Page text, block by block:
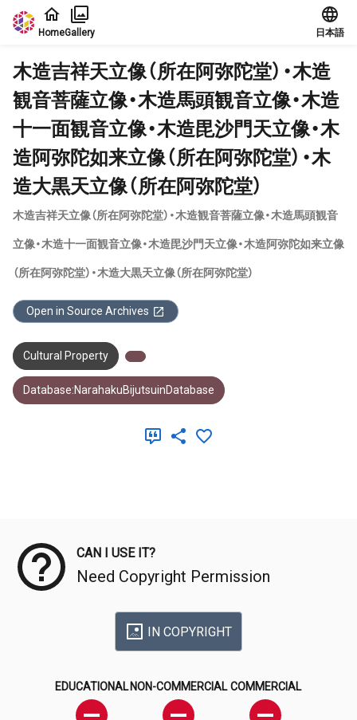
Jump to main content
HomeGallery 日本語
木造吉祥天立像（所在阿弥陀堂）・木造
観音菩薩立像・木造馬頭観音立像・木造
十一面観音立像・木造毘沙門天立像・木
造阿弥陀如来立像（所在阿弥陀堂）・木
造大黒天立像（所在阿弥陀堂）
木造吉祥天立像（所在阿弥陀堂）・木造観音菩薩立像・木造馬頭観音
立像・木造十一面観音立像・木造毘沙門天立像・木造阿弥陀如来立像
（所在阿弥陀堂）・木造大黒天立像（所在阿弥陀堂）
Open in Source Archives
Cultural Property
Database:NarahakuBijutsuinDatabase
CAN I USE IT?
Need Copyright Permission
IN COPYRIGHT
EDUCATIONAL NON-COMMERCIAL COMMERCIAL